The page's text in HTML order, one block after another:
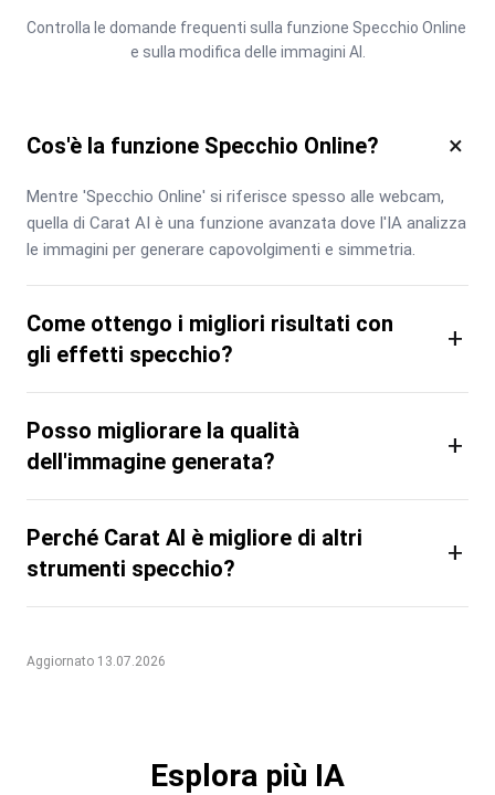
Controlla le domande frequenti sulla funzione Specchio Online
e sulla modifica delle immagini AI.
Cos'è la funzione Specchio Online? ×
Mentre 'Specchio Online' si riferisce spesso alle webcam,
quella di Carat AI è una funzione avanzata dove l'IA analizza
le immagini per generare capovolgimenti e simmetria.
Come ottengo i migliori risultati con
gli effetti specchio?
+
Posso migliorare la qualità
dell'immagine generata?
+
Perché Carat AI è migliore di altri
strumenti specchio?
+
Aggiornato 13.07.2026
Esplora più IA